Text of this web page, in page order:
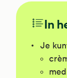
In
Je